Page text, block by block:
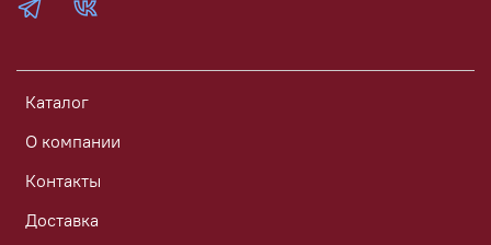
Каталог
О компании
Контакты
Доставка